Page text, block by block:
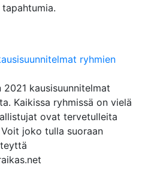
ryhmien
kausisuunnitelmat
Kaikissa ryhmissä on vielä
ovat tervetulleita
joko tulla suoraan